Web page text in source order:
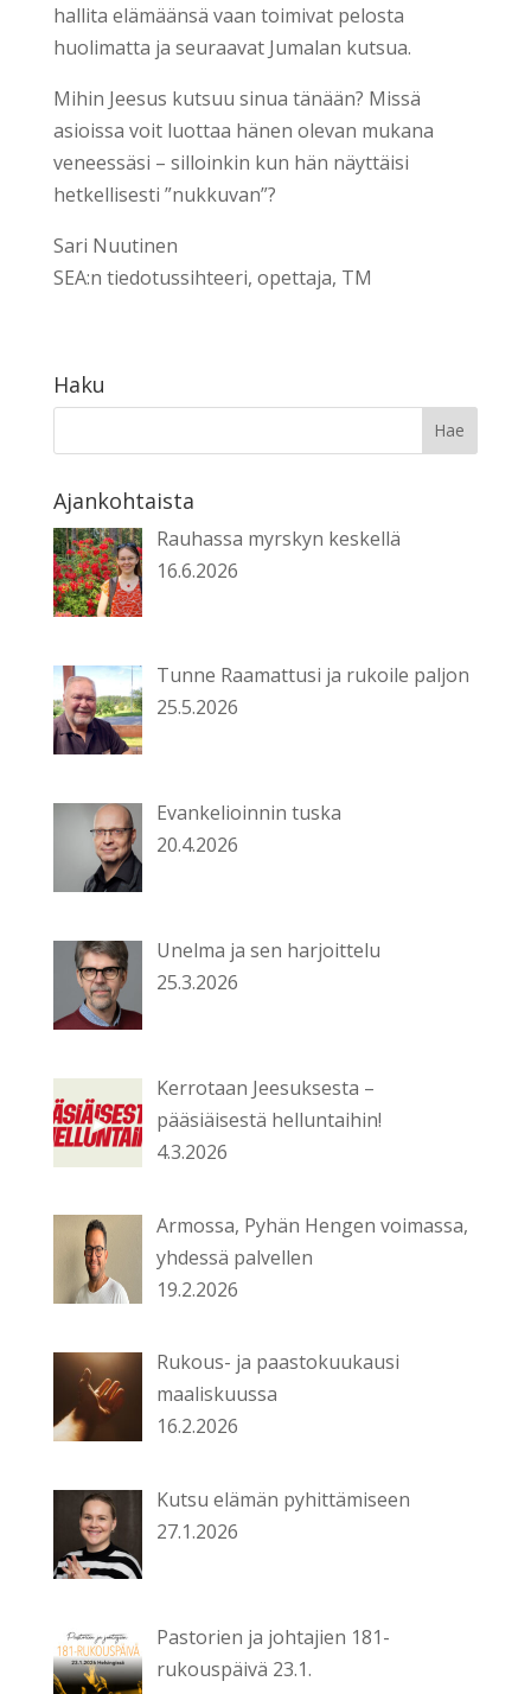
hallita elämäänsä vaan toimivat pelosta
huolimatta ja seuraavat Jumalan kutsua.
Mihin Jeesus kutsuu sinua tänään? Missä
asioissa voit luottaa hänen olevan mukana
veneessäsi – silloinkin kun hän näyttäisi
hetkellisesti ”nukkuvan”?
Sari Nuutinen
SEA:n tiedotussihteeri, opettaja, TM
Haku
Ajankohtaista
Rauhassa myrskyn keskellä
16.6.2026
Tunne Raamattusi ja rukoile paljon
25.5.2026
Evankelioinnin tuska
20.4.2026
Unelma ja sen harjoittelu
25.3.2026
Kerrotaan Jeesuksesta –
pääsiäisestä helluntaihin!
4.3.2026
Armossa, Pyhän Hengen voimassa,
yhdessä palvellen
19.2.2026
Rukous- ja paastokuukausi
maaliskuussa
16.2.2026
Kutsu elämän pyhittämiseen
27.1.2026
Pastorien ja johtajien 181-
rukouspäivä 23.1.